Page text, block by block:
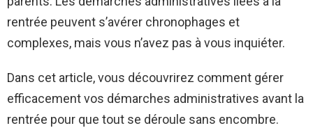
rentrée peuvent s’avérer chronophages et
complexes, mais vous n’avez pas à vous inquiéter.
Dans cet article, vous découvrirez comment gérer
efficacement vos démarches administratives avant la
rentrée pour que tout se déroule sans encombre.